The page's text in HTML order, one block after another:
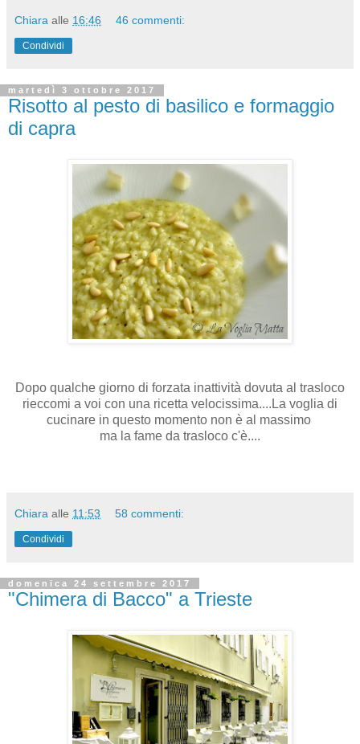
Chiara alle 16:46 46 commenti:
Condividi
martedì 3 ottobre 2017
Risotto al pesto di basilico e formaggio
di capra
Dopo qualche giorno di forzata inattività dovuta al trasloco
rieccomi a voi con una ricetta velocissima....La voglia di
cucinare in questo momento non è al massimo
ma la fame da trasloco c'è....
Chiara alle 11:53 58 commenti:
Condividi
domenica 24 settembre 2017
"Chimera di Bacco" a Trieste